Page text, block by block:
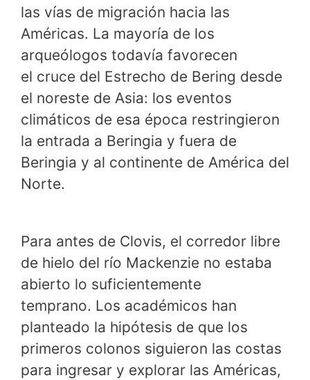
las vías de migración hacia las
Américas. La mayoría de los
arqueólogos todavía favorecen
el cruce del Estrecho de Bering desde
el noreste de Asia: los eventos
climáticos de esa época restringieron
la entrada a Beringia y fuera de
Beringia y al continente de América del
Norte.
Para antes de Clovis, el corredor libre
de hielo del río Mackenzie no estaba
abierto lo suficientemente
temprano. Los académicos han
planteado la hipótesis de que los
primeros colonos siguieron las costas
para ingresar y explorar las Américas,